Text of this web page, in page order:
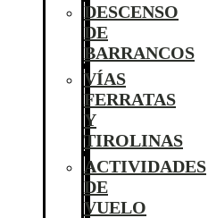
DESCENSO
DE
BARRANCOS
VÍAS
FERRATAS
Y
TIROLINAS
ACTIVIDADES
DE
VUELO